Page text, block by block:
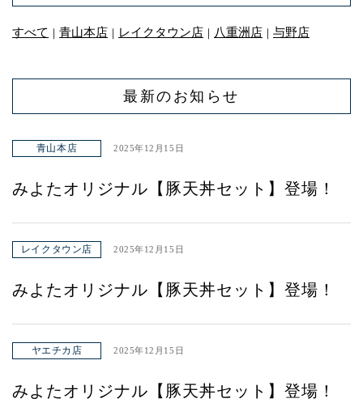
すべて ｜ 青山本店 ｜ レイクタウン店 ｜ 八重洲店 ｜ 与野店
最新のお知らせ
青山本店 2025年12月15日
みよたオリジナル【豚天丼セット】登場！
レイクタウン店 2025年12月15日
みよたオリジナル【豚天丼セット】登場！
ヤエチカ店 2025年12月15日
みよたオリジナル【豚天丼セット】登場！